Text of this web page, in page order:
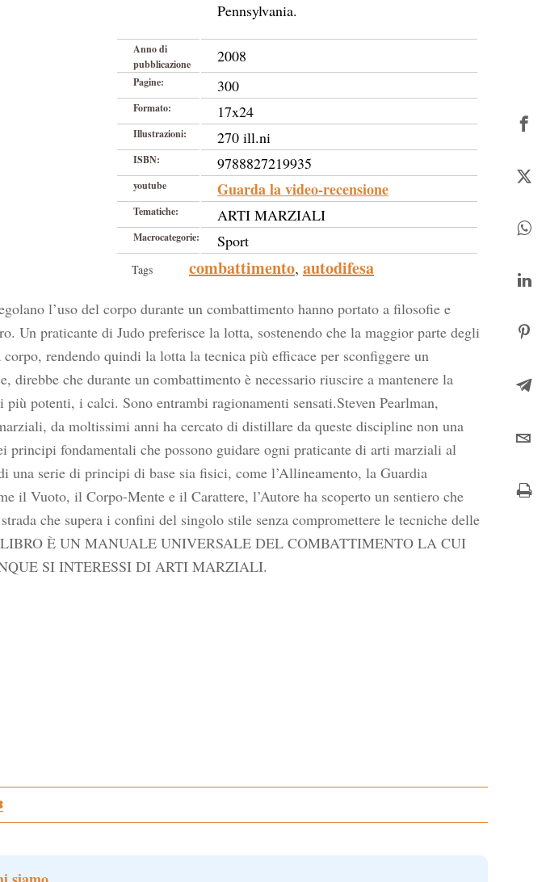
Pennsylvania.
Anno di
pubblicazione
2008
Pagine: 300
Formato: 17x24
Illustrazioni: 270 ill.ni
ISBN: 9788827219935
youtube Guarda la video-recensione
Tematiche: ARTI MARZIALI
Macrocategorie: Sport
Tags combattimento, autodifesa
l’uso del corpo durante un combattimento hanno portato a filosofie e
Un praticante di Judo preferisce la lotta, sostenendo che la maggior parte degli
rendendo quindi la lotta la tecnica più efficace per sconfiggere un
direbbe che durante un combattimento è necessario riuscire a mantenere la
potenti, i calci. Sono entrambi ragionamenti sensati.Steven Pearlman,
da moltissimi anni ha cercato di distillare da queste discipline non una
principi fondamentali che possono guidare ogni praticante di arti marziali al
una serie di principi di base sia fisici, come l’Allineamento, la Guardia
il Vuoto, il Corpo-Mente e il Carattere, l’Autore ha scoperto un sentiero che
che supera i confini del singolo stile senza compromettere le tecniche delle
È UN MANUALE UNIVERSALE DEL COMBATTIMENTO LA CUI
SI INTERESSI DI ARTI MARZIALI.